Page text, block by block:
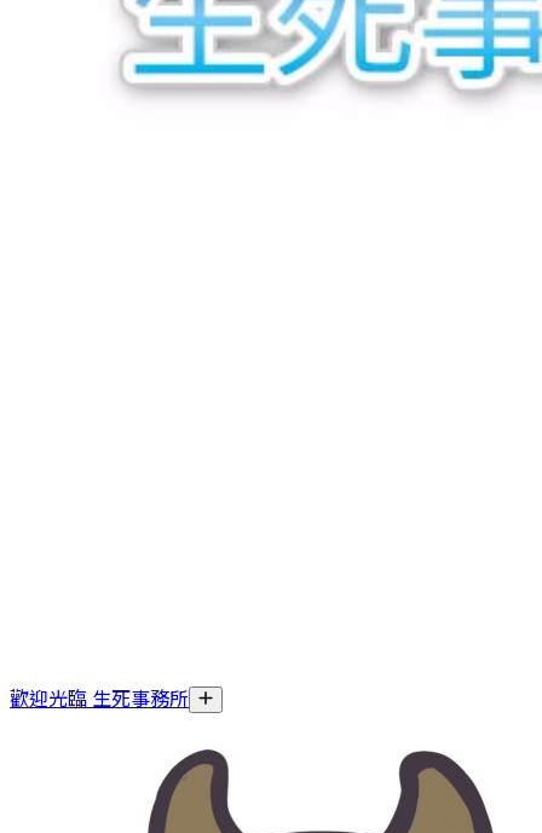
歡迎光臨 生死事務所